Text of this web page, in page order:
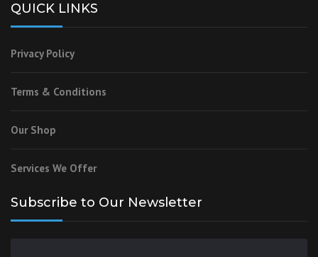
QUICK LINKS
Privacy Policy
Terms & Conditions
Our Shop
Services We Offer
Subscribe to Our Newsletter